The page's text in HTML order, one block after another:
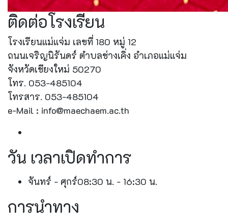
ติดต่อโรงเรียน
โรงเรียนแม่แจ่ม เลขที่ 180 หมู่ 12
ถนนเจริญนิรันดร์ ตำบลช่างเคิ่ง อำเภอแม่แจ่ม
จังหวัดเชียงใหม่ 50270
โทร. 053-485104
โทรสาร. 053-485104
e-Mail : info@maechaem.ac.th
วัน เวลาเปิดทำการ
จันทร์ - ศุกร์08:30 น. - 16:30 น.
การนำทาง